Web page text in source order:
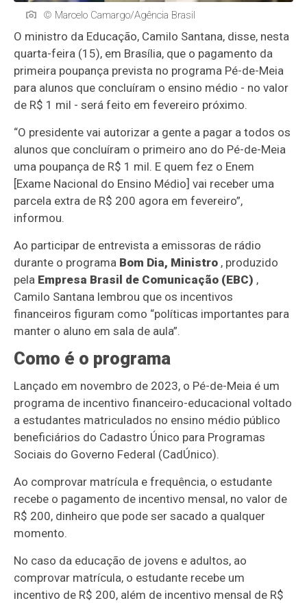
© Marcelo Camargo/Agência Brasil
O ministro da Educação, Camilo Santana, disse, nesta
quarta-feira (15), em Brasília, que o pagamento da
primeira poupança prevista no programa Pé-de-Meia
para alunos que concluíram o ensino médio - no valor
de R$ 1 mil - será feito em fevereiro próximo.
“O presidente vai autorizar a gente a pagar a todos os
alunos que concluíram o primeiro ano do Pé-de-Meia
uma poupança de R$ 1 mil. E quem fez o Enem
[Exame Nacional do Ensino Médio] vai receber uma
parcela extra de R$ 200 agora em fevereiro”,
informou.
Ao participar de entrevista a emissoras de rádio
durante o programa Bom Dia, Ministro , produzido
pela Empresa Brasil de Comunicação (EBC) ,
Camilo Santana lembrou que os incentivos
financeiros figuram como “políticas importantes para
manter o aluno em sala de aula”.
Como é o programa
Lançado em novembro de 2023, o Pé-de-Meia é um
programa de incentivo financeiro-educacional voltado
a estudantes matriculados no ensino médio público
beneficiários do Cadastro Único para Programas
Sociais do Governo Federal (CadÚnico).
Ao comprovar matrícula e frequência, o estudante
recebe o pagamento de incentivo mensal, no valor de
R$ 200, dinheiro que pode ser sacado a qualquer
momento.
No caso da educação de jovens e adultos, ao
comprovar matrícula, o estudante recebe um
incentivo de R$ 200, além de incentivo mensal de R$